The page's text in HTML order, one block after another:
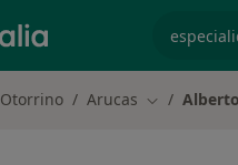
Otorrino Arucas Cambiar de